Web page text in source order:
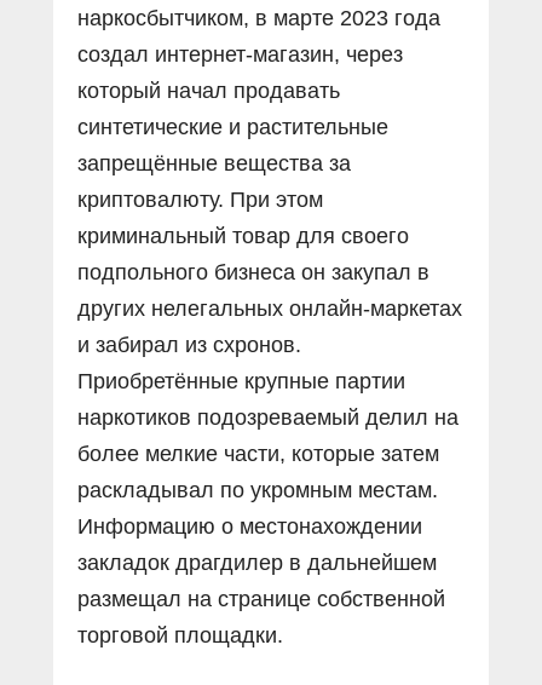
наркосбытчиком, в марте 2023 года
создал интернет-магазин, через
который начал продавать
синтетические и растительные
запрещённые вещества за
криптовалюту. При этом
криминальный товар для своего
подпольного бизнеса он закупал в
других нелегальных онлайн-маркетах
и забирал из схронов.
Приобретённые крупные партии
наркотиков подозреваемый делил на
более мелкие части, которые затем
раскладывал по укромным местам.
Информацию о местонахождении
закладок драгдилер в дальнейшем
размещал на странице собственной
торговой площадки.